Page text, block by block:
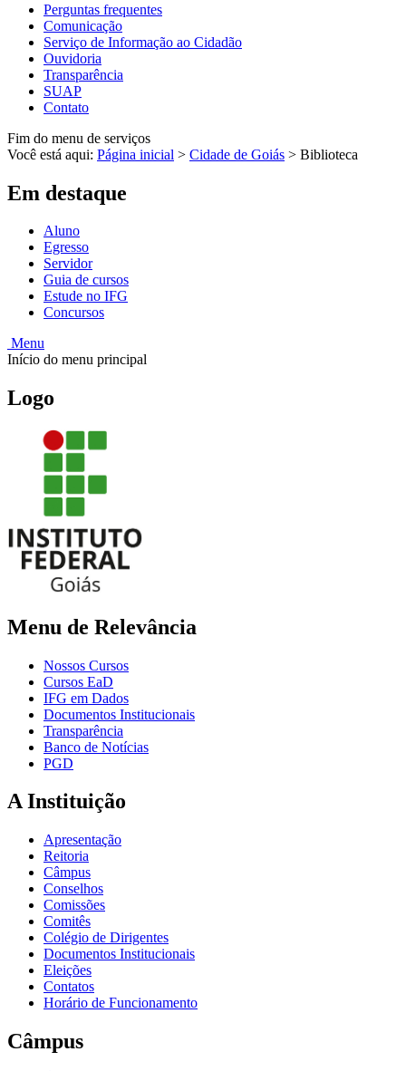
Perguntas frequentes
Comunicação
Serviço de Informação ao Cidadão
Ouvidoria
Transparência
SUAP
Contato
Fim do menu de serviços
Você está aqui: Página inicial > Cidade de Goiás > Biblioteca
Em destaque
Aluno
Egresso
Servidor
Guia de cursos
Estude no IFG
Concursos
Menu
Início do menu principal
Logo
Menu de Relevância
Nossos Cursos
Cursos EaD
IFG em Dados
Documentos Institucionais
Transparência
Banco de Notícias
PGD
A Instituição
Apresentação
Reitoria
Câmpus
Conselhos
Comissões
Comitês
Colégio de Dirigentes
Documentos Institucionais
Eleições
Contatos
Horário de Funcionamento
Câmpus